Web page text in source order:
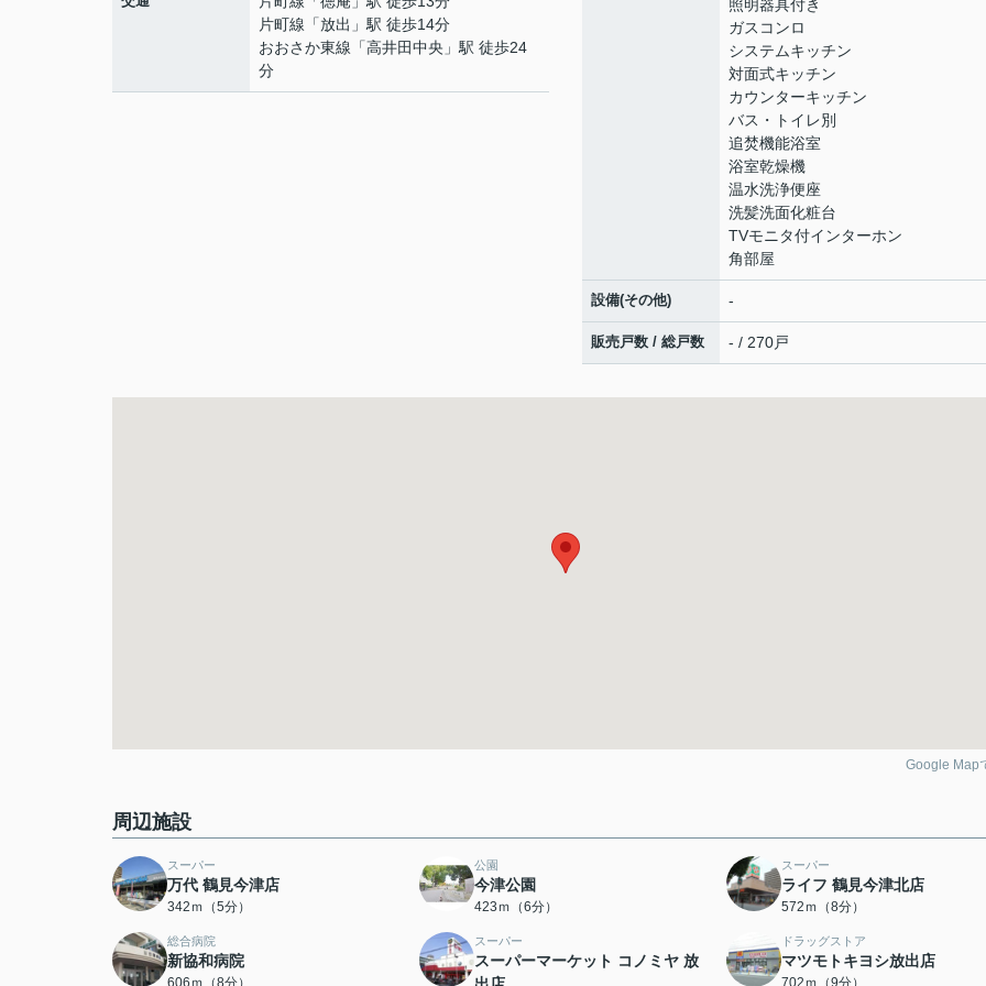
片町線 「放出 」駅 徒歩14分
おおさか東線 「高井田中央 」駅 徒歩24
分
照明器具付き
ガスコンロ
システムキッチン
対面式キッチン
カウンターキッチン
バス・トイレ別
追焚機能浴室
浴室乾燥機
温水洗浄便座
洗髪洗面化粧台
TVモニタ付インターホン
角部屋
設備(その他) -
販売戸数 / 総戸数 - / 270戸
Google Map
周辺施設
スーパー
万代 鶴見今津店
342ｍ（5分）
公園
今津公園
423ｍ（6分）
スーパー
ライフ 鶴見今津北店
572ｍ（8分）
総合病院
新協和病院
606ｍ（8分）
スーパー
スーパーマーケット コノミヤ 放
ドラッグストア
マツモトキヨシ放出店
702ｍ（9分）